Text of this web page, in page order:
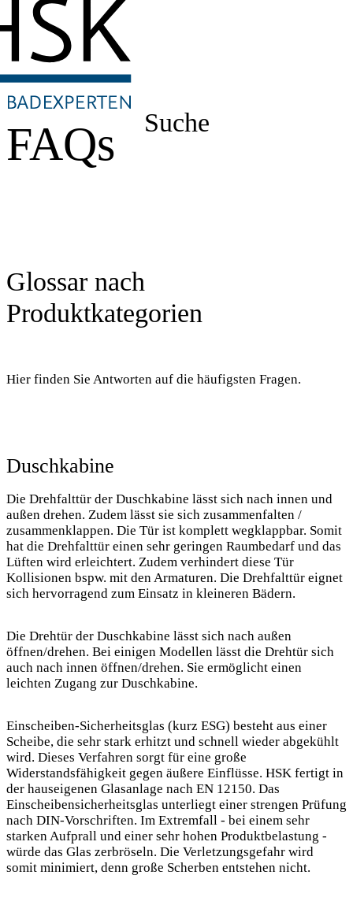
Suche
FAQs
Glossar nach
Produktkategorien
Hier finden Sie Antworten auf die häufigsten Fragen.
Duschkabine
Die Drehfalttür der Duschkabine lässt sich nach innen und
außen drehen. Zudem lässt sie sich zusammenfalten /
zusammenklappen. Die Tür ist komplett wegklappbar. Somit
hat die Drehfalttür einen sehr geringen Raumbedarf und das
Lüften wird erleichtert. Zudem verhindert diese Tür
Kollisionen bspw. mit den Armaturen. Die Drehfalttür eignet
sich hervorragend zum Einsatz in kleineren Bädern.
Die Drehtür der Duschkabine lässt sich nach außen
öffnen/drehen. Bei einigen Modellen lässt die Drehtür sich
auch nach innen öffnen/drehen. Sie ermöglicht einen
leichten Zugang zur Duschkabine.
Einscheiben-Sicherheitsglas (kurz ESG) besteht aus einer
Scheibe, die sehr stark erhitzt und schnell wieder abgekühlt
wird. Dieses Verfahren sorgt für eine große
Widerstandsfähigkeit gegen äußere Einflüsse. HSK fertigt in
der hauseigenen Glasanlage nach EN 12150. Das
Einscheibensicherheitsglas unterliegt einer strengen Prüfung
nach DIN-Vorschriften. Im Extremfall - bei einem sehr
starken Aufprall und einer sehr hohen Produktbelastung -
würde das Glas zerbröseln. Die Verletzungsgefahr wird
somit minimiert, denn große Scherben entstehen nicht.